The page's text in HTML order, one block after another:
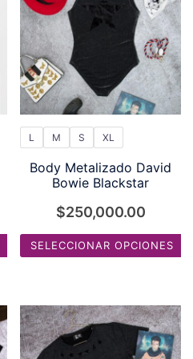
L M S XL
Body Metalizado David
Bowie Blackstar
$250,000.00
SELECCIONAR OPCIONES